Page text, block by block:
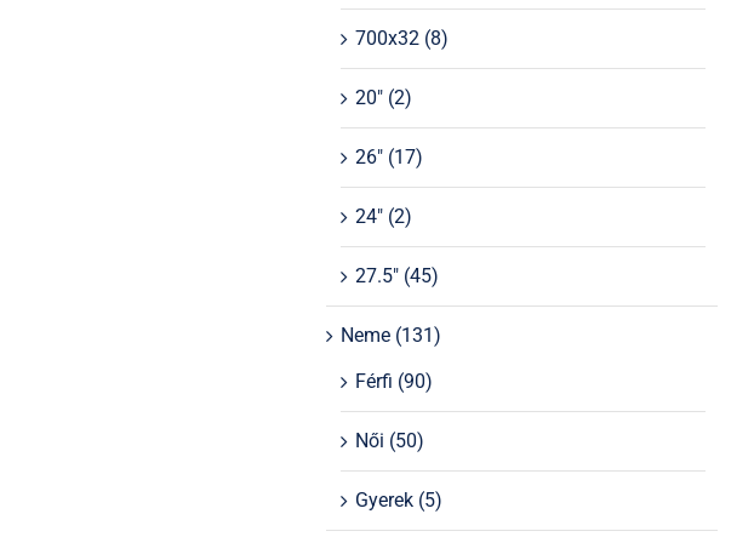
700x32 (8)
20" (2)
26" (17)
24" (2)
27.5" (45)
Neme (131)
Férfi (90)
Női (50)
Gyerek (5)